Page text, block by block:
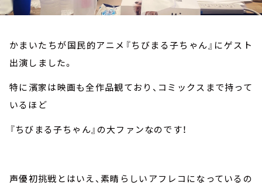
かまいたちが国民的アニメ『ちびまる子ちゃん』にゲスト
出演しました。
特に濱家は映画も全作品観ており、コミックスまで持って
いるほど
『ちびまる子ちゃん』の大ファンなのです！
声優初挑戦とはいえ、素晴らしいアフレコになっているの